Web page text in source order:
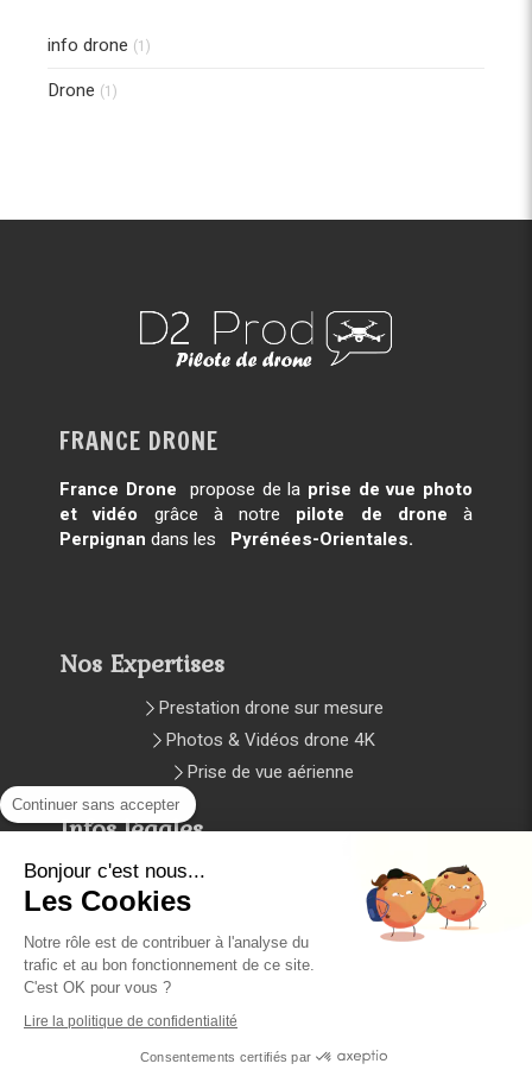
info drone (1)
Drone (1)
FRANCE DRONE
France Drone propose de la prise de vue photo
et vidéo grâce à notre pilote de drone à
Perpignan dans les Pyrénées-Orientales.
Nos Expertises
Prestation drone sur mesure
Photos & Vidéos drone 4K
Prise de vue aérienne
Infos légales
Mentions légales et CGV
Copyright © 2024 Création et
référencement par l'Agence D2 prod
Continuer sans accepter
Bonjour c'est nous...
Les Cookies
Notre rôle est de contribuer à l'analyse du
trafic et au bon fonctionnement de ce site.
C'est OK pour vous ?
Lire la politique de confidentialité
Consentements certifiés par